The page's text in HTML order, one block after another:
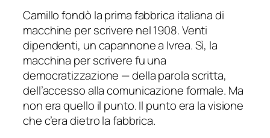
Camillo fondò la prima fabbrica italiana di
macchine per scrivere nel 1908. Venti
dipendenti, un capannone a Ivrea. Sì, la
macchina per scrivere fu una
democratizzazione — della parola scritta,
dell’accesso alla comunicazione formale. Ma
non era quello il punto. Il punto era la visione
che c’era dietro la fabbrica.